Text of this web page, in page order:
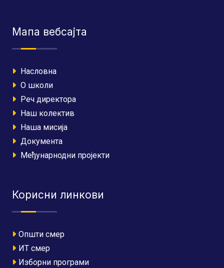
Мапа вебсајта
Насловна
О школи
Реч директора
Наш колектив
Наша мисија
Документа
Међунарнодни пројекти
Корисни линкови
Општи смер
ИТ смер
Изборни програми